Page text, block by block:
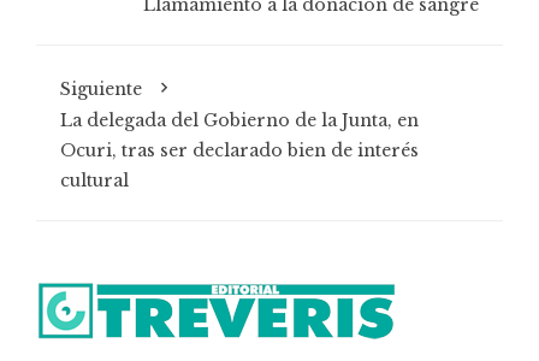
Siguiente
La delegada del Gobierno de la Junta, en
Ocuri, tras ser declarado bien de interés
cultural